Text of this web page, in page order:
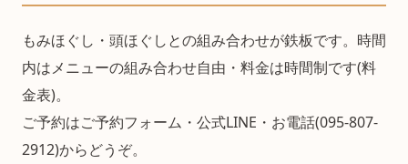
もみほぐし・頭ほぐしとの組み合わせが鉄板です。時間
内はメニューの組み合わせ自由・料金は時間制です(料
金表)。
ご予約はご予約フォーム・公式LINE・お電話(095-807-
2912)からどうぞ。